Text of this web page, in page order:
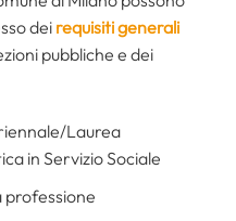
dei requisiti generali
pubbliche e dei
Laurea
in Servizio Sociale
professione